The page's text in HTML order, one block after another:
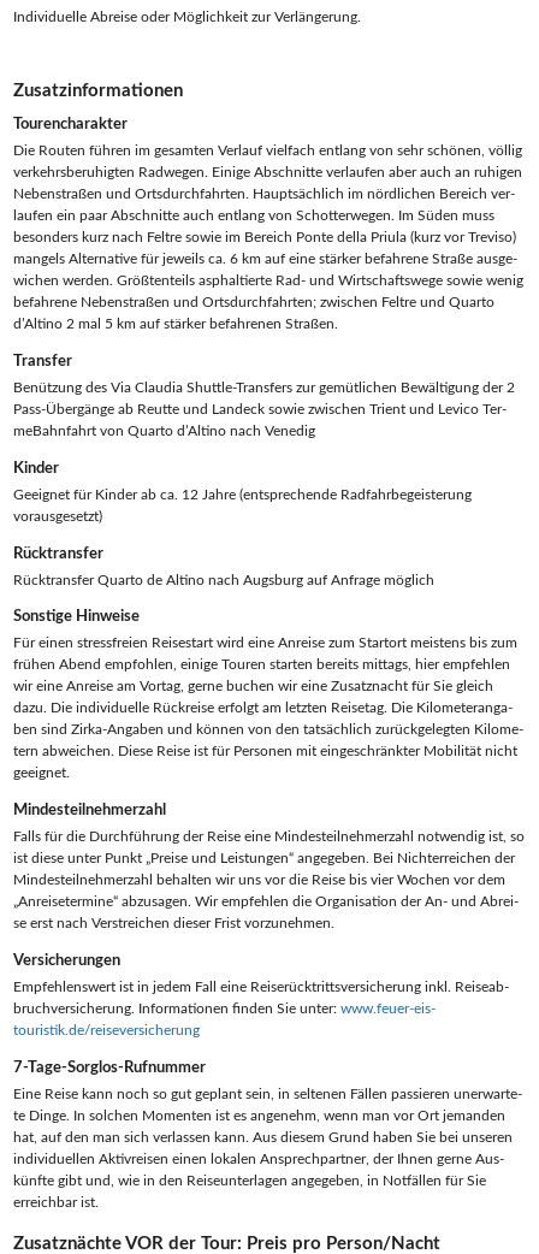
Indi­vi­du­el­le Abrei­se oder Mög­lich­keit zur Verlängerung.
Zusatzinformationen
Tou­ren­cha­rak­ter
Die Rou­ten füh­ren im gesam­ten Ver­lauf viel­fach ent­lang von sehr schö­nen, völ­lig
ver­kehrs­be­ru­hig­ten Rad­we­gen. Eini­ge Abschnit­te ver­lau­fen aber auch an ruhi­gen
Neben­stra­ßen und Orts­durch­fahr­ten. Haupt­säch­lich im nörd­li­chen Bereich ver­
lau­fen ein paar Abschnit­te auch ent­lang von Schot­ter­we­gen. Im Süden muss
beson­ders kurz nach Felt­re sowie im Bereich Pon­te del­la Priu­la (kurz vor Tre­vi­so)
man­gels Alter­na­ti­ve für jeweils ca. 6 km auf eine stär­ker befah­re­ne Stra­ße aus­ge­
wi­chen wer­den. Größ­ten­teils asphal­tier­te Rad- und Wirt­schafts­we­ge sowie wenig
befah­re­ne Neben­stra­ßen und Orts­durch­fahr­ten; zwi­schen Felt­re und Quar­to
d’Altino 2 mal 5 km auf stär­ker befah­re­nen Straßen.
Trans­fer
Benüt­zung des Via Clau­dia Shut­tle-Trans­fers zur gemüt­li­chen Bewäl­ti­gung der 2
Pass-Über­gän­ge ab Reut­te und Lan­deck sowie zwi­schen Tri­ent und Levico Ter­
me­Bahn­fahrt von Quar­to d’Altino nach Venedig
Kin­der
Geeig­net für Kin­der ab ca. 12 Jah­re (ent­spre­chen­de Rad­fahr­be­geis­te­rung
vorausgesetzt)
Rück­trans­fer
Rück­trans­fer Quar­to de Alti­no nach Augs­burg auf Anfra­ge möglich
Sons­ti­ge Hinweise
Für einen stress­frei­en Rei­se­start wird eine Anrei­se zum Start­ort meis­tens bis zum
frü­hen Abend emp­foh­len, eini­ge Tou­ren star­ten bereits mit­tags, hier emp­feh­len
wir eine Anrei­se am Vor­tag, ger­ne buchen wir eine Zusatz­nacht für Sie gleich
dazu. Die indi­vi­du­el­le Rück­rei­se erfolgt am letz­ten Rei­se­tag. Die Kilo­me­ter­an­ga­
ben sind Zir­ka-Anga­ben und kön­nen von den tat­säch­lich zurück­ge­leg­ten Kilo­me­
tern abwei­chen. Die­se Rei­se ist für Per­so­nen mit ein­ge­schränk­ter Mobi­li­tät nicht
geeignet.
Min­des­teil­neh­mer­zahl
Falls für die Durch­füh­rung der Rei­se eine Min­des­teil­neh­mer­zahl not­wen­dig ist, so
ist die­se unter Punkt „Prei­se und Leis­tun­gen“ ange­ge­ben. Bei Nicht­er­rei­chen der
Min­des­teil­neh­mer­zahl behal­ten wir uns vor die Rei­se bis vier Wochen vor dem
„Anrei­se­ter­mi­ne“ abzu­sa­gen. Wir emp­feh­len die Orga­ni­sa­ti­on der An- und Abrei­
se erst nach Ver­strei­chen die­ser Frist vorzunehmen.
Ver­si­che­run­gen
Emp­feh­lens­wert ist in jedem Fall eine Rei­se­rück­tritts­ver­si­che­rung inkl. Rei­se­ab­
bruch­ver­si­che­rung. Infor­ma­tio­nen fin­den Sie unter:www.feuer-eis-
touristik.de/reiseversicherung
7‑Ta­ge-Sorg­los-Ruf­num­mer
Eine Rei­se kann noch so gut geplant sein, in sel­te­nen Fäl­len pas­sie­ren uner­war­te­
te Din­ge. In sol­chen Momen­ten ist es ange­nehm, wenn man vor Ort jeman­den
hat, auf den man sich ver­las­sen kann. Aus die­sem Grund haben Sie bei unse­ren
indi­vi­du­el­len Aktiv­rei­sen einen loka­len Ansprech­part­ner, der Ihnen ger­ne Aus­
künf­te gibt und, wie in den Rei­se­un­ter­la­gen ange­ge­ben, in Not­fäl­len für Sie
erreich­bar ist.
Zusatznächte VOR der Tour: Preis pro Person/Nacht